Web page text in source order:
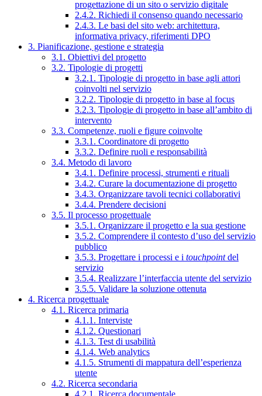
progettazione di un sito o servizio digitale
2.4.2. Richiedi il consenso quando necessario
2.4.3. Le basi del sito web: architettura,
informativa privacy, riferimenti DPO
3. Pianificazione, gestione e strategia
3.1. Obiettivi del progetto
3.2. Tipologie di progetti
3.2.1. Tipologie di progetto in base agli attori
coinvolti nel servizio
3.2.2. Tipologie di progetto in base al focus
3.2.3. Tipologie di progetto in base all’ambito di
intervento
3.3. Competenze, ruoli e figure coinvolte
3.3.1. Coordinatore di progetto
3.3.2. Definire ruoli e responsabilità
3.4. Metodo di lavoro
3.4.1. Definire processi, strumenti e rituali
3.4.2. Curare la documentazione di progetto
3.4.3. Organizzare tavoli tecnici collaborativi
3.4.4. Prendere decisioni
3.5. Il processo progettuale
3.5.1. Organizzare il progetto e la sua gestione
3.5.2. Comprendere il contesto d’uso del servizio
pubblico
3.5.3. Progettare i processi e i touchpointdel
servizio
3.5.4. Realizzare l’interfaccia utente del servizio
3.5.5. Validare la soluzione ottenuta
4. Ricerca progettuale
4.1. Ricerca primaria
4.1.1. Interviste
4.1.2. Questionari
4.1.3. Test di usabilità
4.1.4. Web analytics
4.1.5. Strumenti di mappatura dell’esperienza
utente
4.2. Ricerca secondaria
4.2.1. Ricerca documentale